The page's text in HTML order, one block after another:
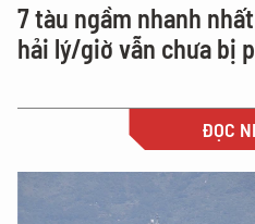
7 tàu ngầm nhanh
hải lý/giờ vẫn chưa bị
ĐỌC